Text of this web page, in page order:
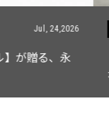
Jul, 15,2026
! 週5で着たく